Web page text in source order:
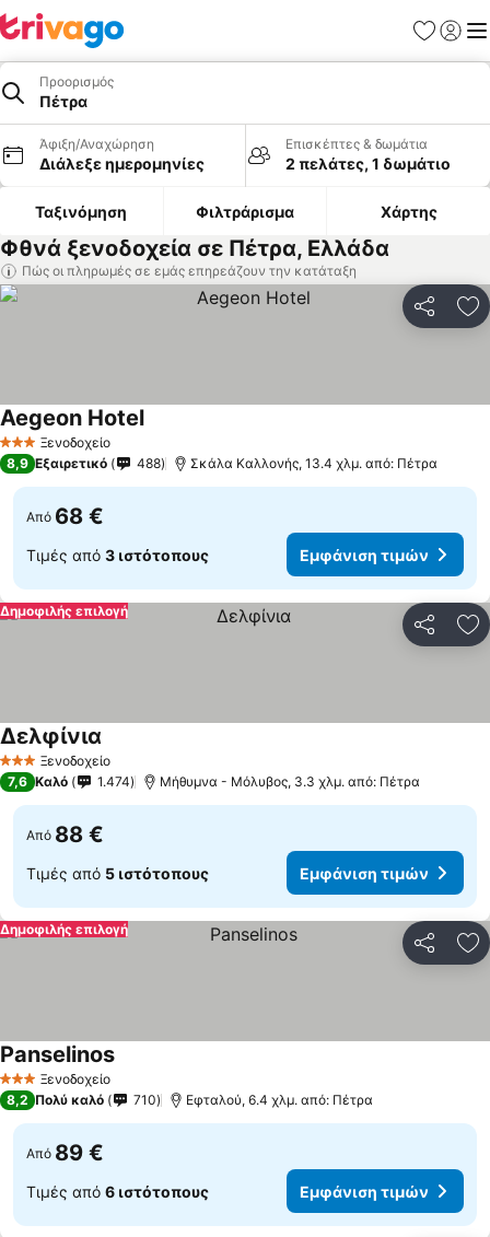
Προορισμός
Πέτρα
Άφιξη/Αναχώρηση
Διάλεξε ημερομηνίες
Επισκέπτες & δωμάτια
2 πελάτες, 1 δωμάτιο
Ταξινόμηση Φιλτράρισμα Χάρτης
Φθνά ξενοδοχεία σε Πέτρα, Ελλάδα
Πώς οι πληρωμές σε εμάς επηρεάζουν την κατάταξη
3 ΑστέριαΞενοδοχείο
Aegeon Hotel
8,9 Εξαιρετικό 488 Σκάλα Καλλονής, 13.4 χλμ. από: Πέτρα
Από 68 €
Τιμές από 3 ιστότοπους Εμφάνιση τιμών
Δημοφιλής επιλογή
3 ΑστέριαΞενοδοχείο
Δελφίνια
7,6 Καλό 1.474 Μήθυμνα - Μόλυβος, 3.3 χλμ. από: Πέτρα
Από 88 €
Τιμές από 5 ιστότοπους Εμφάνιση τιμών
Δημοφιλής επιλογή
3 ΑστέριαΞενοδοχείο
Panselinos
8,2 Πολύ καλό 710 Εφταλού, 6.4 χλμ. από: Πέτρα
Από 89 €
Τιμές από 6 ιστότοπους Εμφάνιση τιμών